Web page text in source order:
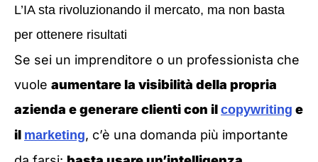
L’IA sta rivoluzionando il mercato, ma non basta
per ottenere risultati
Se sei un imprenditore o un professionista che
vuole aumentare la visibilità della propria
azienda e generare clienti con il copywriting e
il marketing, c’è una domanda più importante